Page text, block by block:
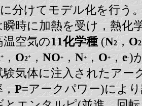
に分けてモデル化を行う
瞬時に加熱を受け，熱化
温空気の11化学種(N2，O2
+ ，O2+，NO+ ，N+， O+，e-)
験気体に注入されたアー
，P=アークパワー)によ